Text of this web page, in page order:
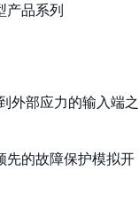
产品系列
外部应力的输入端之
先的故障保护模拟开